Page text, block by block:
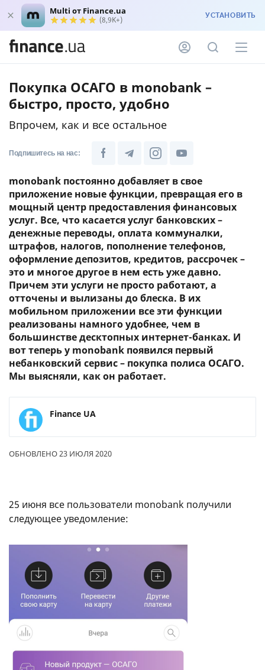
Multi от Finance.ua
(8,9K+) УСТАНОВИТЬ
Покупка ОСАГО в monobank –
быстро, просто, удобно
Впрочем, как и все остальное
Подпишитесь на нас:
monobank постоянно добавляет в свое
приложение новые функции, превращая его в
мощный центр предоставления финансовых
услуг. Все, что касается услуг банковских –
денежные переводы, оплата коммуналки,
штрафов, налогов, пополнение телефонов,
оформление депозитов, кредитов, рассрочек –
это и многое другое в нем есть уже давно.
Причем эти услуги не просто работают, а
отточены и вылизаны до блеска. В их
мобильном приложении все эти функции
реализованы намного удобнее, чем в
большинстве десктопных интернет-банках. И
вот теперь у monobank появился первый
небанковский сервис – покупка полиса ОСАГО.
Мы выясняли, как он работает.
Finance UA
ОБНОВЛЕНО 23 ИЮЛЯ 2020
25 июня все пользователи monobank получили
следующее уведомление: